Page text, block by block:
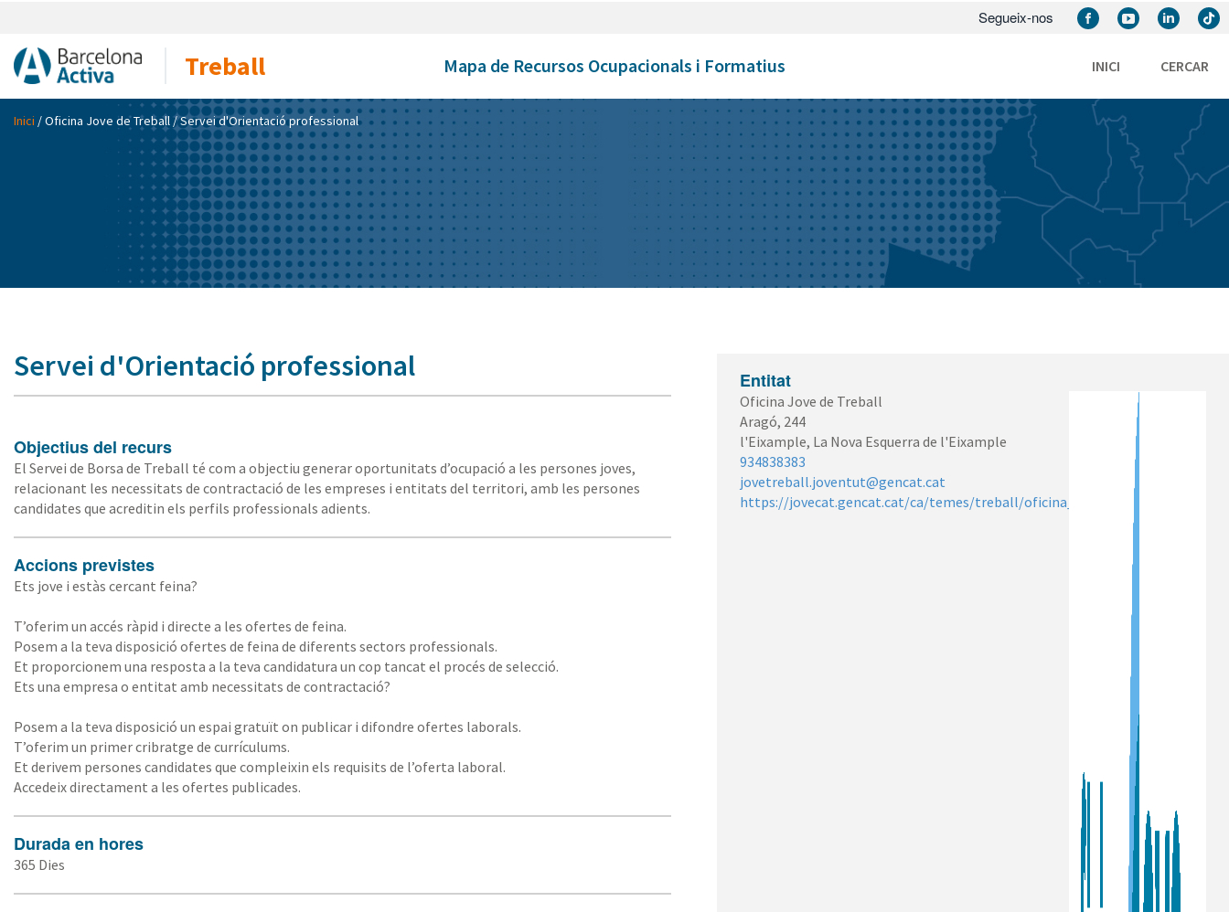
Segueix-nos
Mapa de Recursos Ocupacionals i Formatius
Treball INICI CERCAR
Inici /Oficina Jove de Treball / Servei d'Orientació professional
Servei d'Orientació professional
Objectius del recurs
El Servei de Borsa de Treball té com a objectiu generar oportunitats d’ocupació a les persones joves,
relacionant les necessitats de contractació de les empreses i entitats del territori, amb les persones
candidates que acreditin els perfils professionals adients.
Accions previstes
Ets jove i estàs cercant feina?
T’oferim un accés ràpid i directe a les ofertes de feina.
Posem a la teva disposició ofertes de feina de diferents sectors professionals.
Et proporcionem una resposta a la teva candidatura un cop tancat el procés de selecció.
Ets una empresa o entitat amb necessitats de contractació?
Posem a la teva disposició un espai gratuït on publicar i difondre ofertes laborals.
T’oferim un primer cribratge de currículums.
Et derivem persones candidates que compleixin els requisits de l’oferta laboral.
Accedeix directament a les ofertes publicades.
Durada en hores
365 Dies
Entitat
Oficina Jove de Treball
Aragó, 244
l'Eixample, La Nova Esquerra de l'Eixample
934838383
jovetreball.joventut@gencat.cat
https://jovecat.gencat.cat/ca/temes/treball/oficina_jove_de_treball/